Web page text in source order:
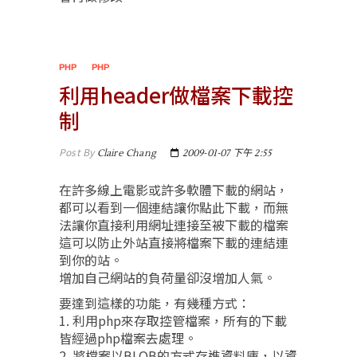
PHP PHP
利用header做檔案下載控
制
Post ByClaire Chang 2009-01-07 下午 2:55
在許多線上電影或許多軟體下載的網站，
都可以看到一個連結讓你點此下載，而無
法讓你直接利用網址連接至被下載的檔案
這可以防止外站直接將檔案下載的連結連
到你的站。
增加自己網站的負荷量卻沒增加人氣。
要達到這樣的功能，有幾種方式：
1. 利用php來存取控管檔案，所有的下載
皆經過php檔案去處理。